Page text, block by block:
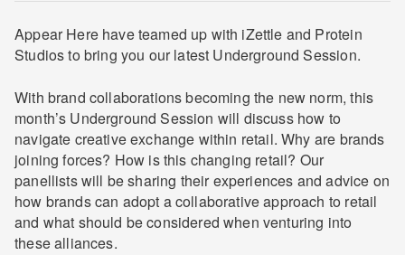
Appear Here have teamed up with iZettle and Protein
Studios to bring you our latest Underground Session.
With brand collaborations becoming the new norm, this
month’s Underground Session will discuss how to
navigate creative exchange within retail. Why are brands
joining forces? How is this changing retail? Our
panellists will be sharing their experiences and advice on
how brands can adopt a collaborative approach to retail
and what should be considered when venturing into
these alliances.